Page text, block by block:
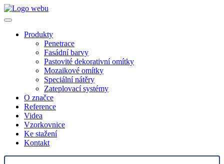
Produkty
Penetrace
Fasádní barvy
Pastovité dekorativní omítky
Mozaikové omítky
Speciální nátěry
Zateplovací systémy
O značce
Reference
Videa
Vzorkovnice
Ke stažení
Kontakt